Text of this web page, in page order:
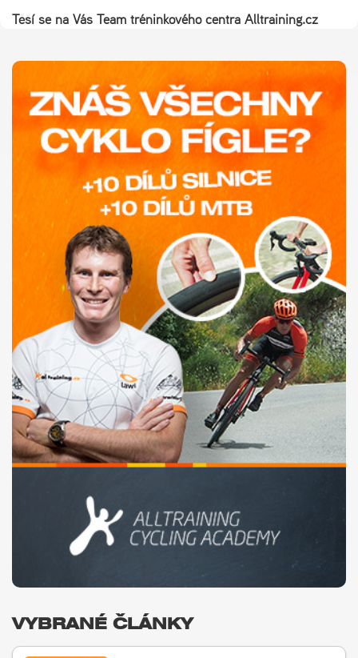
Těší se na Vás Team tréninkového centra Alltraining.cz
VYBRANÉ ČLÁNKY